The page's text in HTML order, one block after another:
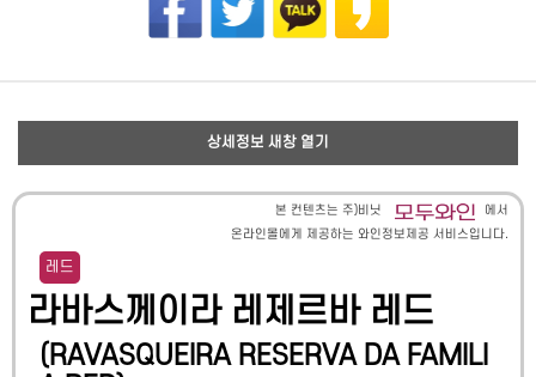
상세정보 새창 열기
본 컨텐츠는 주)비닛
에서
온라인몰에게 제공하는 와인정보제공 서비스입니다.
레드
라바스께이라 레제르바 레드
(RAVASQUEIRA RESERVA DA FAMILI